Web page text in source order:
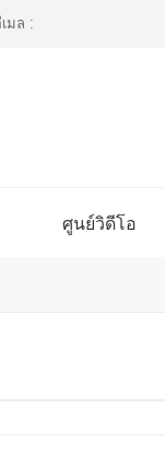
มล :
ศูนย์วิดีโอ